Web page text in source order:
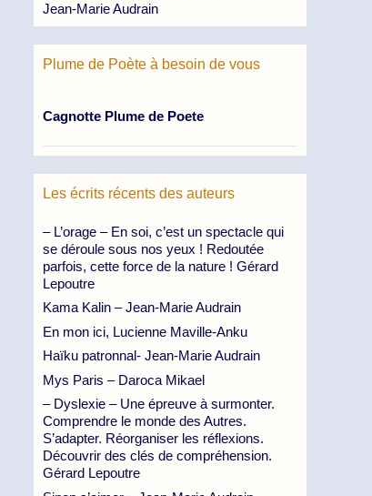
Jean-Marie Audrain
Plume de Poète à besoin de vous
Cagnotte Plume de Poete
Les écrits récents des auteurs
– L’orage – En soi, c’est un spectacle qui
se déroule sous nos yeux ! Redoutée
parfois, cette force de la nature ! Gérard
Lepoutre
Kama Kalin – Jean-Marie Audrain
En mon ici, Lucienne Maville-Anku
Haïku patronnal- Jean-Marie Audrain
Mys Paris – Daroca Mikael
– Dyslexie – Une épreuve à surmonter.
Comprendre le monde des Autres.
S’adapter. Réorganiser les réflexions.
Découvrir des clés de compréhension.
Gérard Lepoutre